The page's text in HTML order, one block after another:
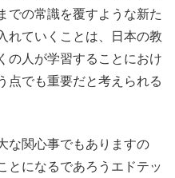
での常識を覆すような新た
れていくことは、日本の教
の人が学習することにおけ
点でも重要だと考えられる
な関心事でもありますの
とになるであろうエドテッ